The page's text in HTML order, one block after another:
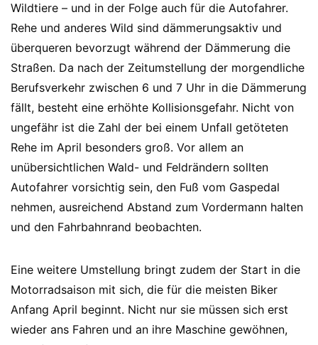
Wildtiere – und in der Folge auch für die Autofahrer.
Rehe und anderes Wild sind dämmerungsaktiv und
überqueren bevorzugt während der Dämmerung die
Straßen. Da nach der Zeitumstellung der morgendliche
Berufsverkehr zwischen 6 und 7 Uhr in die Dämmerung
fällt, besteht eine erhöhte Kollisionsgefahr. Nicht von
ungefähr ist die Zahl der bei einem Unfall getöteten
Rehe im April besonders groß. Vor allem an
unübersichtlichen Wald- und Feldrändern sollten
Autofahrer vorsichtig sein, den Fuß vom Gaspedal
nehmen, ausreichend Abstand zum Vordermann halten
und den Fahrbahnrand beobachten.
Eine weitere Umstellung bringt zudem der Start in die
Motorradsaison mit sich, die für die meisten Biker
Anfang April beginnt. Nicht nur sie müssen sich erst
wieder ans Fahren und an ihre Maschine gewöhnen,